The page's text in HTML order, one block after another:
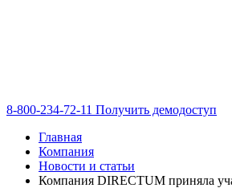
8-800-234-72-11 Получить демодоступ
Главная
Компания
Новости и статьи
Компания DIRECTUM приняла